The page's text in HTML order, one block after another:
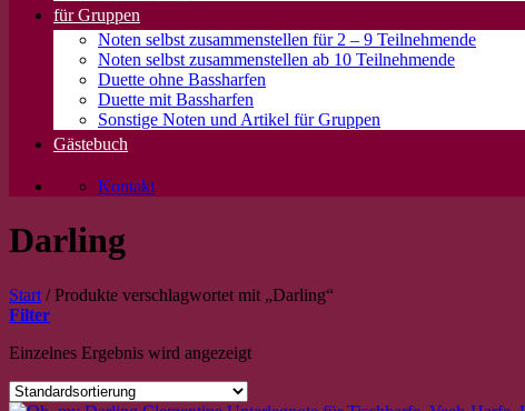
für Gruppen
Noten selbst zusammenstellen für 2 – 9 Teilnehmende
Noten selbst zusammenstellen ab 10 Teilnehmende
Duette ohne Bassharfen
Duette mit Bassharfen
Sonstige Noten und Artikel für Gruppen
Gästebuch
Kontakt
Darling
Start /Produkte verschlagwortet mit „Darling“
Filter
Einzelnes Ergebnis wird angezeigt